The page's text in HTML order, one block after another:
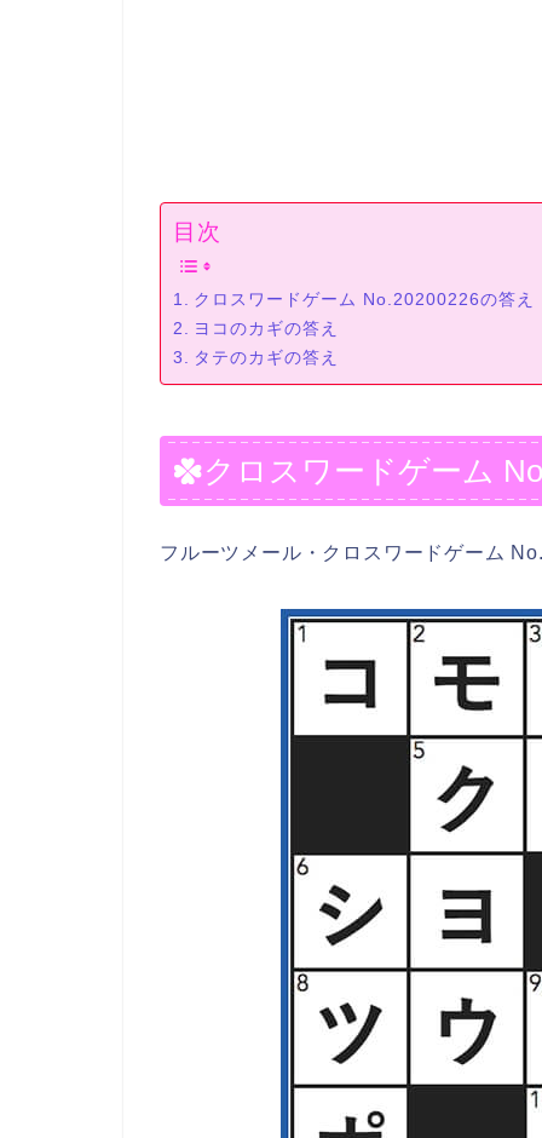
目次
クロスワードゲーム No.20200226の答え
ヨコのカギの答え
タテのカギの答え
クロスワードゲーム
フルーツメール・クロスワードゲーム